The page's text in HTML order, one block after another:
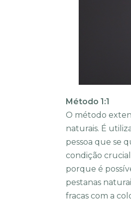
Método 1:1
O método
naturais. É
pessoa que se
condição
porque é
pestanas
fracas com a